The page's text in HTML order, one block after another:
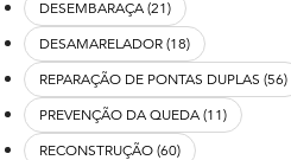
DESEMBARAÇA (21)
DESAMARELADOR (18)
REPARAÇÃO DE PONTAS DUPLAS (56)
PREVENÇÃO DA QUEDA (11)
RECONSTRUÇÃO (60)